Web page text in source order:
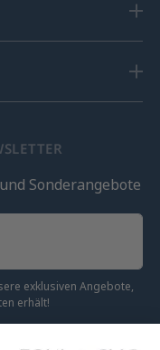
Sonderangebote
exklusiven Angebote,
erhält!